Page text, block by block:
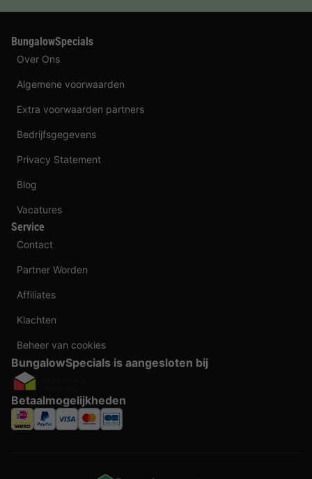
BungalowSpecials
Over Ons
Algemene voorwaarden
Extra voorwaarden partners
Bedrijfsgegevens
Privacy Statement
Blog
Vacatures
Service
Contact
Partner Worden
Affiliates
Klachten
Beheer van cookies
BungalowSpecials is aangesloten bij
Betaalmogelijkheden